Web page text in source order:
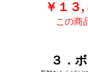
￥１３,
この商
３．